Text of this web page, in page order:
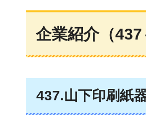
企業紹介（437
437.山下印刷紙